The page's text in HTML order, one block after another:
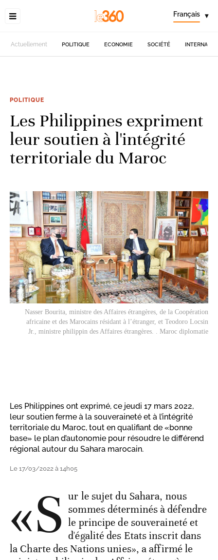
Français ▾
Actuellement POLITIQUE ECONOMIE SOCIÉTÉ
POLITIQUE
Les Philippines expriment
leur soutien à l'intégrité
territoriale du Maroc
Nasser Bourita, ministre des Affaires étrangères, de la Coopération
africaine et des Marocains résidant à l’étranger, et Teodoro Locsin
Jr., ministre philippin des Affaires étrangères. . Maroc diplomatie
Les Philippines ont exprimé, ce jeudi 17 mars 2022,
leur soutien ferme à la souveraineté et à l’intégrité
territoriale du Maroc, tout en qualifiant de «bonne
base» le plan d’autonomie pour résoudre le différend
régional autour du Sahara marocain.
Le 17/03/2022 à 14h05
«S ur le sujet du Sahara, nous
sommes déterminés à défendre
le principe de souveraineté et
d'égalité des Etats inscrit dans
la Charte des Nations unies», a affirmé le